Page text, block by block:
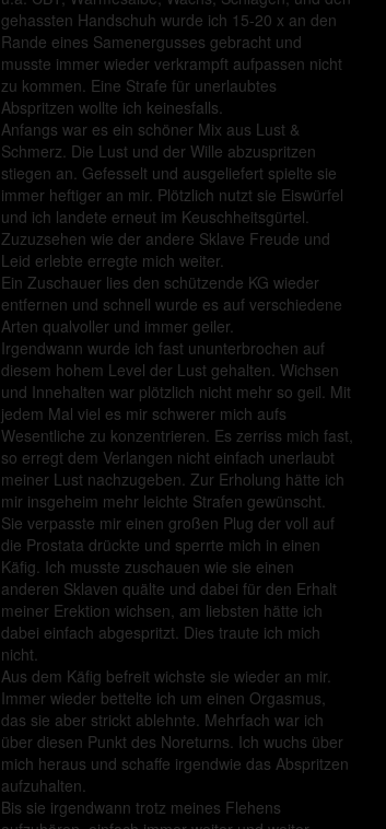
gehassten Handschuh wurde ich 15-20 x an den
Rande eines Samenergusses gebracht und
musste immer wieder verkrampft aufpassen nicht
zu kommen. Eine Strafe für unerlaubtes
Abspritzen wollte ich keinesfalls.
Anfangs war es ein schöner Mix aus Lust &
Schmerz. Die Lust und der Wille abzuspritzen
stiegen an. Gefesselt und ausgeliefert spielte sie
immer heftiger an mir. Plötzlich nutzt sie Eiswürfel
und ich landete erneut im Keuschheitsgürtel.
Zuzuzsehen wie der andere Sklave Freude und
Leid erlebte erregte mich weiter.
Ein Zuschauer lies den schützende KG wieder
entfernen und schnell wurde es auf verschiedene
Arten qualvoller und immer geiler.
Irgendwann wurde ich fast ununterbrochen auf
diesem hohem Level der Lust gehalten. Wichsen
und Innehalten war plötzlich nicht mehr so geil. Mit
jedem Mal viel es mir schwerer mich aufs
Wesentliche zu konzentrieren. Es zerriss mich fast,
so erregt dem Verlangen nicht einfach unerlaubt
meiner Lust nachzugeben. Zur Erholung hätte ich
mir insgeheim mehr leichte Strafen gewünscht.
Sie verpasste mir einen großen Plug der voll auf
die Prostata drückte und sperrte mich in einen
Käfig. Ich musste zuschauen wie sie einen
anderen Sklaven quälte und dabei für den Erhalt
meiner Erektion wichsen, am liebsten hätte ich
dabei einfach abgespritzt. Dies traute ich mich
nicht.
Aus dem Käfig befreit wichste sie wieder an mir.
Immer wieder bettelte ich um einen Orgasmus,
das sie aber strickt ablehnte. Mehrfach war ich
über diesen Punkt des Noreturns. Ich wuchs über
mich heraus und schaffe irgendwie das Abspritzen
aufzuhalten.
Bis sie irgendwann trotz meines Flehens